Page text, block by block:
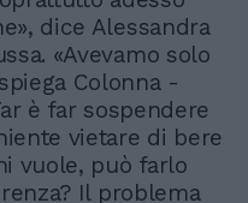
dice Alessandra
«Avevamo solo
Colonna -
è far sospendere
vietare di bere
vuole, può farlo
Il problema